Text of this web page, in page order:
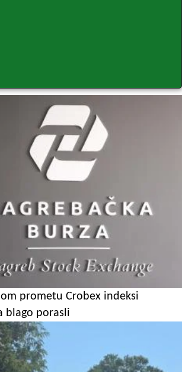
prometu Crobex indeksi
blago porasli